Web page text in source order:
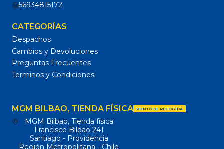
56934815172
CATEGORÍAS
Despachos
Cambios y Devoluciones
Preguntas Frecuentes
Terminos y Condiciones
MGM BILBAO, TIENDA FÍSICA PUNTO DE RECOGIDA
MGM Bilbao, Tienda física
Francisco Bilbao 241
Santiago - Providencia
Región Metropolitana - Chile